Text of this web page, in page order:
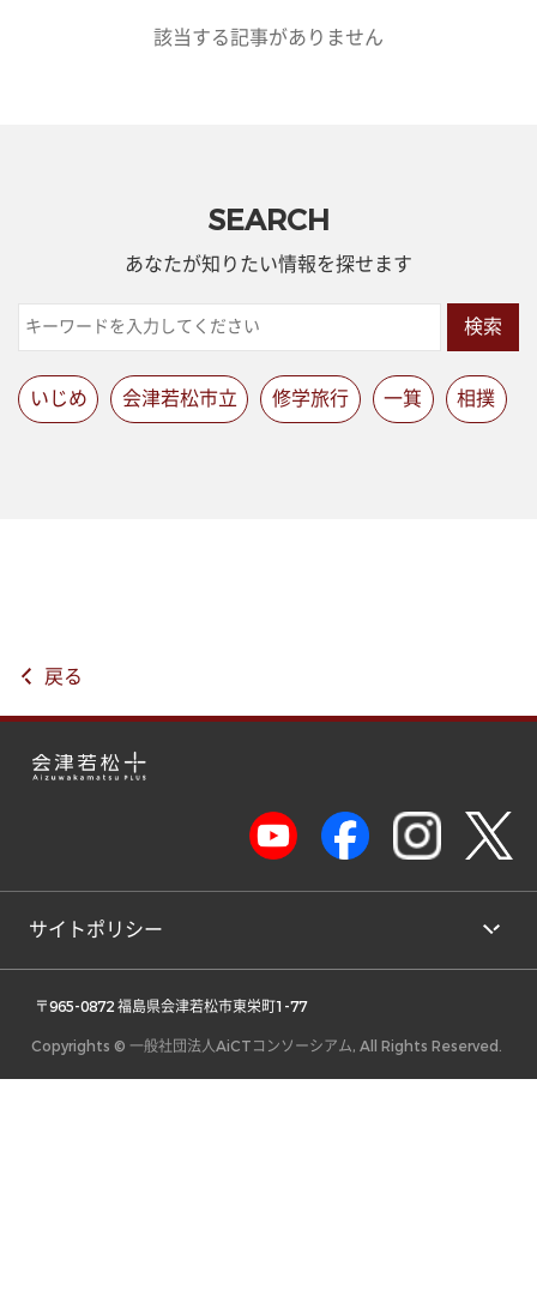
該当する記事がありません
SEARCH
あなたが知りたい情報を探せます
検索
いじめ 会津若松市立 修学旅行 一箕 相撲
戻る
サイトポリシー
〒965-0872 福島県会津若松市東栄町1-77
Copyrights © 一般社団法人AiCTコンソーシアム, All Rights Reserved.